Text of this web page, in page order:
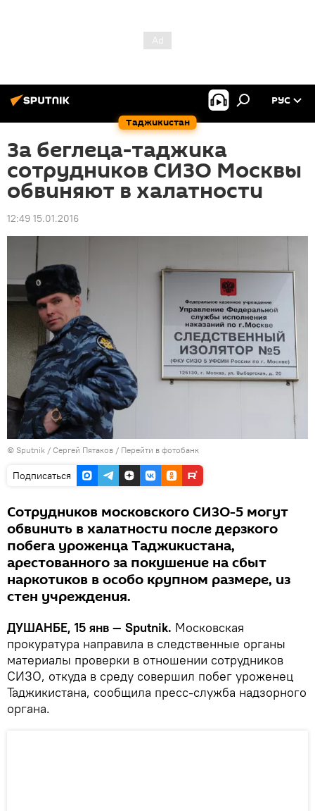
Таджикистан
РУС
За беглеца-таджика
сотрудников СИЗО Москвы
обвиняют в халатности
12:49 15.01.2016
© Sputnik / Сергей Пятаков / Перейти в фотобанк
Подписаться
Сотрудников московского СИЗО-5 могут
обвинить в халатности после дерзкого
побега уроженца Таджикистана,
арестованного за покушение на сбыт
наркотиков в особо крупном размере, из
стен учреждения.
ДУШАНБЕ, 15 янв — Sputnik. Московская
прокуратура направила в следственные органы
материалы проверки в отношении сотрудников
СИЗО, откуда в среду совершил побег уроженец
Таджикистана, сообщила пресс-служба надзорного
органа.